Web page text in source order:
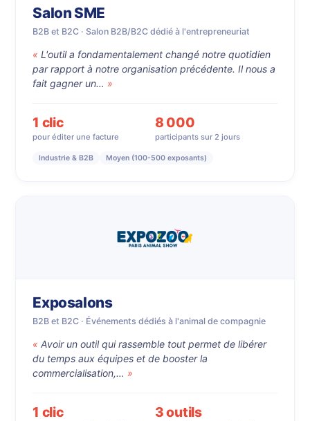
Salon SME
B2B et B2C · Salon B2B/B2C dédié à l'entrepreneuriat
L'outil a fondamentalement changé notre quotidien
par rapport à notre organisation précédente. Il nous a
fait gagner un…
1 clic
pour éditer une facture
8 000
participants sur 2 jours
Industrie & B2B Moyen (100-500 exposants)
Exposalons
B2B et B2C · Événements dédiés à l'animal de compagnie
Avoir un outil qui rassemble tout permet de libérer
du temps aux équipes et de booster la
commercialisation,…
1 clic 3 outils